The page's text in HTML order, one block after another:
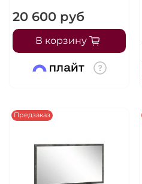
20 600 руб
В корзину
Предзаказ